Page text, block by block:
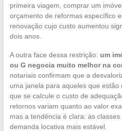
primeira viagem, comprar um
orçamento de reformas específico
renovação cujo custo aumentou
dois anos.
A outra face dessa restrição: um
ou G negocia muito melhor na
notariais confirmam que a
uma janela para aqueles que estão
que se calcule o custo de
retornos variam quanto ao valor
mas a tendência é clara: as
demanda locativa mais estável.